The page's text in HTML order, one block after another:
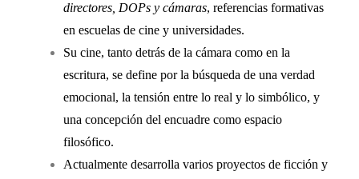
directores, DOPs y cámaras, referencias formativas
en escuelas de cine y universidades.
Su cine, tanto detrás de la cámara como en la
escritura, se define por la búsqueda de una verdad
emocional, la tensión entre lo real y lo simbólico, y
una concepción del encuadre como espacio
filosófico.
Actualmente desarrolla varios proyectos de ficción y